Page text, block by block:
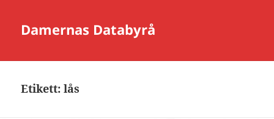
Damernas Databyrå
Etikett:lås